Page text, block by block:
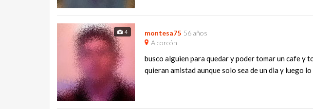
4 montesa75 56 años
Alcorcón
busco alguien para quedar y poder tomar un cafe y
quieran amistad aunque solo sea de un dia y luego lo